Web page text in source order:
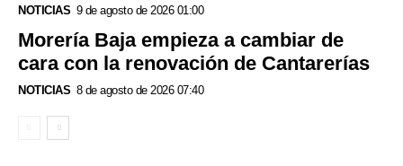
NOTICIAS 9 de agosto de 2026 01:00
Morería Baja empieza a cambiar de
cara con la renovación de Cantarerías
NOTICIAS 8 de agosto de 2026 07:40